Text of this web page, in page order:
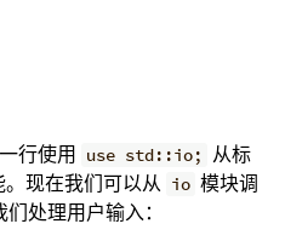
行使用 use std::io;
从标
现在我们可以从 io 模块调
处理用户输入：